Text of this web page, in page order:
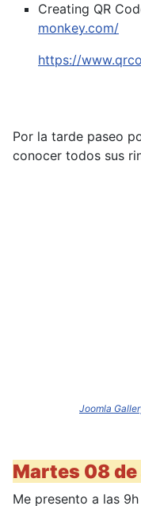
Creating QR
monkey.com/
https://
Por la tarde paseo
conocer todos sus
Joomla
Martes 08
Me presento a las